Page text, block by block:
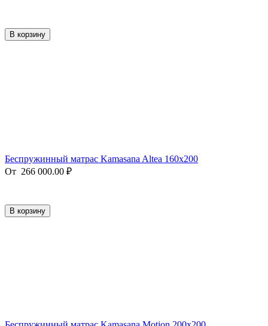
В корзину
Беспружинный матрас Kamasana Altea 160x200
От 266 000.00 ₽
В корзину